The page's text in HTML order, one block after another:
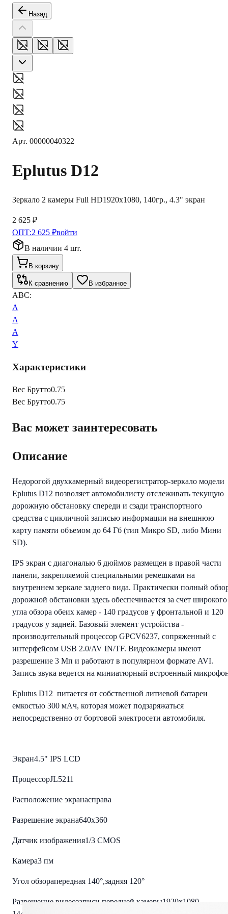
Назад
Арт. 00000040322
Eplutus D12
Зеркало 2 камеры Full HD1920x1080, 140гр., 4.3" экран
2 625 ₽
ОПТ:2 625 ₽войти
В наличии 4 шт.
В корзину
К сравнению В избранное
ABC:
A
A
A
Y
Характеристики
Вес Брутто0.75
Вес Брутто0.75
Вас может заинтересовать
Описание
Недорогой двухкамерный видеорегистратор-зеркало модели
Eplutus D12 позволяет автомобилисту отслеживать текущую
дорожную обстановку спереди и сзади транспортного
средства с цикличной записью информации на внешнюю
карту памяти объемом до 64 Гб (тип Микро SD, либо Мини
SD).
IPS экран с диагональю 6 дюймов размещен в правой части
панели, закрепляемой специальными ремешками на
внутреннем зеркале заднего вида. Практически полный
дорожной обстановки здесь обеспечивается за счет широкого
угла обзора обеих камер - 140 градусов у фронтальной и 120
градусов у задней. Базовый элемент устройства -
производительный процессор GPCV6237, сопряженный с
интерфейсом USB 2.0/AV IN/TF. Видеокамеры имеют
разрешение 3 Мп и работают в популярном формате AVI.
Запись звука ведется на миниатюрный встроенный
Eplutus D12 питается от собственной литиевой батареи
емкостью 300 мАч, которая может подзаряжаться
непосредственно от бортовой электросети автомобиля.
Экран4.5" IPS LCD
ПроцессорJL5211
Расположение экранасправа
Разрешение экрана640х360
Датчик изображения1/3 CMOS
Камера3 пм
Угол обзорапередная 140°,задняя 120°
Разрешение видеозаписи передней камеры1920x1080,